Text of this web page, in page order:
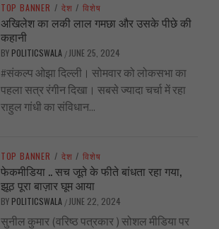
TOP BANNER / देश / विशेष
अखिलेश का लकी लाल गमछा और उसके पीछे की
कहानी
BY POLITICSWALA / JUNE 25, 2024
#संकल्प ओझा दिल्ली। सोमवार को लोकसभा का
पहला सत्र रंगीन दिखा। सबसे ज्यादा चर्चा में रहा
राहुल गांधी का संविधान...
TOP BANNER / देश / विशेष
फेकमीडिया .. सच जूते के फीते बांधता रहा गया,
झूठ पूरा बाज़ार घूम आया
BY POLITICSWALA / JUNE 22, 2024
सुनील कुमार (वरिष्ठ पत्रकार ) सोशल मीडिया पर